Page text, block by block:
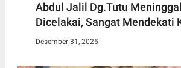
Abdul Jalil Dg.Tutu
Dicelakai, Sangat Mendekati
Desember 31, 2025